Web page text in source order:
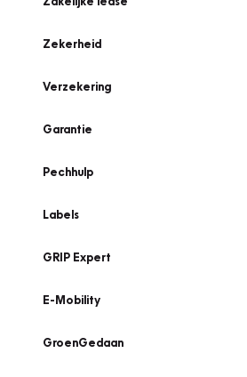
Zekerheid
Verzekering
Garantie
Pechhulp
Labels
GRIP Expert
E-Mobility
GroenGedaan